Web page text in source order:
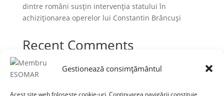
Gestionează consimțământul
Acest site web folosește cookie-uri. Continuarea navigării constituie
dintre români susțin intervenția statului în
achiziționarea operelor lui Constantin Brâncuși
Recent Comments
Niciun comentariu de arătat.